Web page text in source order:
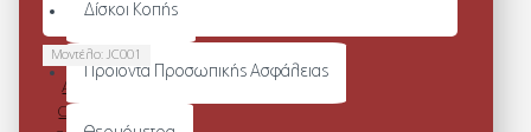
Δίσκοι Κοπής
Προϊόντα Προσωπικής Ασφάλειας
Μοντέλο: JC001
AWDIS JUST
COOL MEN'S